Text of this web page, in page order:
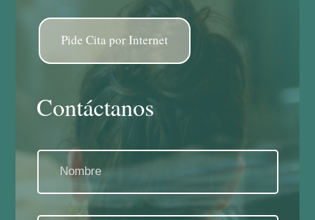
Pide Cita por Internet
Contáctanos